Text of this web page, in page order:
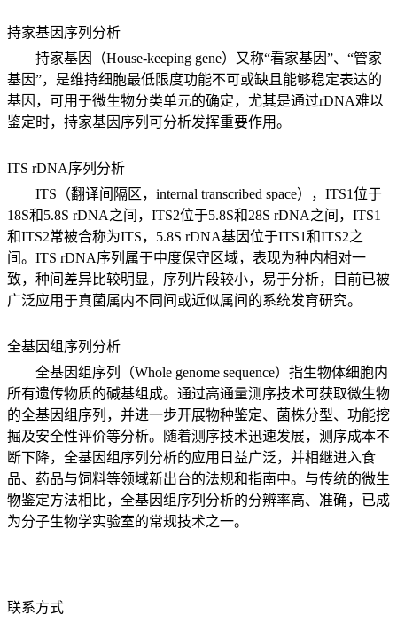
持家基因序列分析
持家基因（House-keeping gene） 又称“看家基因”、“管家
基因”，是维持细胞最低限度功能不可或缺且能够稳定表达的
基因，可用于微生物分类单元的确定，尤其是通过rDNA难以
鉴定时，持家基因序列可分析发挥重要作用。
ITS rDNA序列分析
ITS（翻译间隔区，internal transcribed space），ITS1位于
18S和5.8S rDNA之间，ITS2位于5.8S和28S rDNA之间，ITS1
和ITS2常被合称为ITS，5.8S rDNA基因位于ITS1和ITS2之
间。ITS rDNA序列属于中度保守区域，表现为种内相对一
致，种间差异比较明显，序列片段较小，易于分析，目前已被
广泛应用于真菌属内不同间或近似属间的系统发育研究。
全基因组序列分析
全基因组序列
（Whole genome sequence） 指生物体细胞内
所有遗传物质的碱基组成。通过高通量测序技术可获取微生物
的全基因组序列，并进一步开展物种鉴定、菌株分型、功能挖
掘及安全性评价等分析。随着测序技术迅速发展，测序成本不
断下降，全基因组序列分析的应用日益广泛，并相继进入食
品、药品与饲料等领域新出台的法规和指南中。与传统的微生
物鉴定方法相比，全基因组序列分析的分辨率高、准确，已成
为分子生物学实验室的常规技术之一。
联系方式